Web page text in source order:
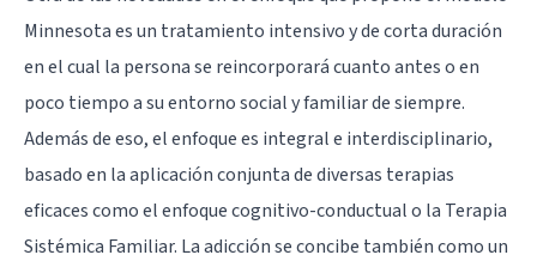
Minnesota es un tratamiento intensivo y de corta duración
en el cual la persona se reincorporará cuanto antes o en
poco tiempo a su entorno social y familiar de siempre.
Además de eso, el enfoque es integral e interdisciplinario,
basado en la aplicación conjunta de diversas terapias
eficaces como el enfoque cognitivo-conductual o la Terapia
Sistémica Familiar. La adicción se concibe también como un